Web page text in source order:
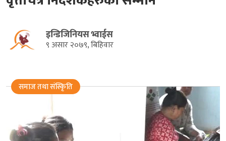
इन्डिजिनियस भ्वाईस
९ असार २०७९, बिहिवार
समाज तथा संस्किृति